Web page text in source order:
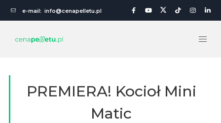
e-mail: info@cenapelletu.pl
PREMIERA! Kocioł Mini
Matic